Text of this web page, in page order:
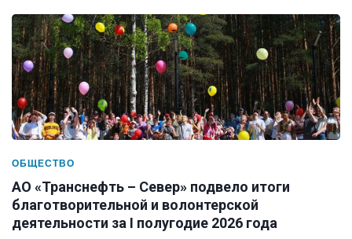
ОБЩЕСТВО
АО «Транснефть – Север» подвело итоги
благотворительной и волонтерской
деятельности за I полугодие 2026 года